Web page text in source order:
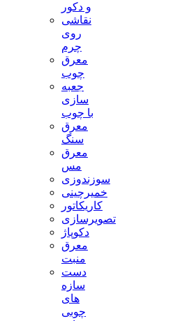
و دکور
نقاشی
روی
چرم
معرق
چوب
جعبه
سازی
با چوب
معرق
سنگ
معرق
مس
سوزندوزی
خمیرچینی
کاریکاتور
تصویرسازی
دکوپاژ
معرق
منبت
دست
سازه
های
چوبی